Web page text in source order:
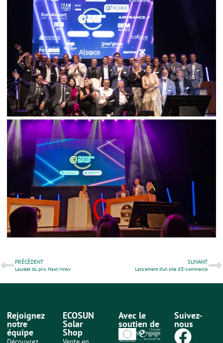
PRÉCÉDENT
Lauréat du prix Next Innov
SUIVANT
Lancement d’un site d’E-commerce
Rejoignez
notre
équipe
ECOSUN
Solar
Shop
Avec le
soutien de
Suivez-
nous